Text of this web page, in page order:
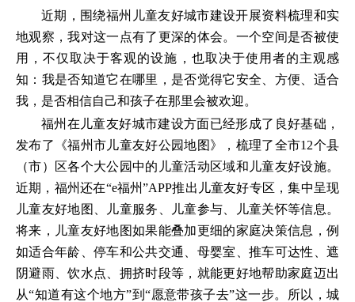
近期，围绕福州儿童友好城市建设开展资料梳理和实
地观察，我对这一点有了更深的体会。一个空间是否被使
用，不仅取决于客观的设施，也取决于使用者的主观感
知：我是否知道它在哪里，是否觉得它安全、方便、适合
我，是否相信自己和孩子在那里会被欢迎。
福州在儿童友好城市建设方面已经形成了良好基础，
发布了《福州市儿童友好公园地图》，梳理了全市12个县
（市）区各个大公园中的儿童活动区域和儿童友好设施。
近期，福州还在“e福州”APP推出儿童友好专区，集中呈现
儿童友好地图、儿童服务、儿童参与、儿童关怀等信息。
将来，儿童友好地图如果能叠加更细的家庭决策信息，例
如适合年龄、停车和公共交通、母婴室、推车可达性、遮
阴避雨、饮水点、拥挤时段等，就能更好地帮助家庭迈出
从“知道有这个地方”到“愿意带孩子去”这一步。所以，城